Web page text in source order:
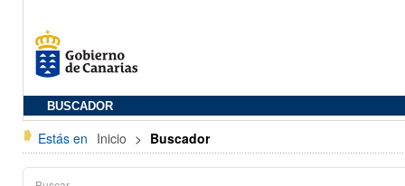
BUSCADOR
Estás en Inicio > Buscador